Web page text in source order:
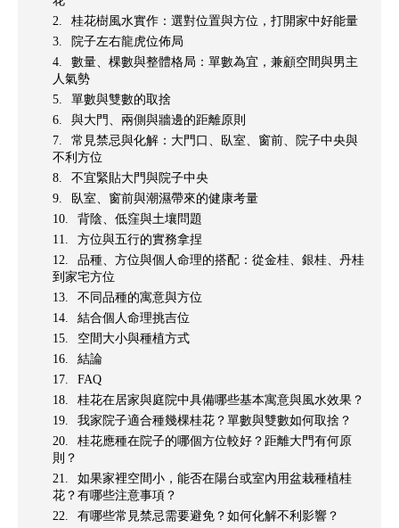
桂花樹風水實作：選對位置與方位，打開家中好能量
院子左右龍虎位佈局
數量、棵數與整體格局：單數為宜，兼顧空間與男主
人氣勢
單數與雙數的取捨
與大門、兩側與牆邊的距離原則
常見禁忌與化解：大門口、臥室、窗前、院子中央與
不利方位
不宜緊貼大門與院子中央
臥室、窗前與潮濕帶來的健康考量
背陰、低窪與土壤問題
方位與五行的實務拿捏
品種、方位與個人命理的搭配：從金桂、銀桂、丹桂
到家宅方位
不同品種的寓意與方位
結合個人命理挑吉位
空間大小與種植方式
結論
FAQ
桂花在居家與庭院中具備哪些基本寓意與風水效果？
我家院子適合種幾棵桂花？單數與雙數如何取捨？
桂花應種在院子的哪個方位較好？距離大門有何原
則？
如果家裡空間小，能否在陽台或室內用盆栽種植桂
花？有哪些注意事項？
有哪些常見禁忌需要避免？如何化解不利影響？